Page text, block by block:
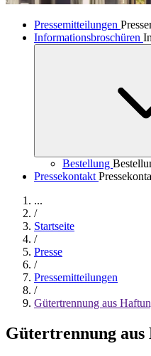
Pressemitteilungen
Informationsbroschüren
Bestellung
Pressekontakt
...
/
Startseite
/
Presse
/
Pressemitteilungen
/
Gütertrennung aus
Gütertrennung aus